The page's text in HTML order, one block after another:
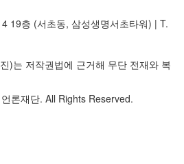
19층 (서초동, 삼성생명서초타워) | T.
)는 저작권법에 근거해 무단 전재와 복
론재단. All Rights Reserved.